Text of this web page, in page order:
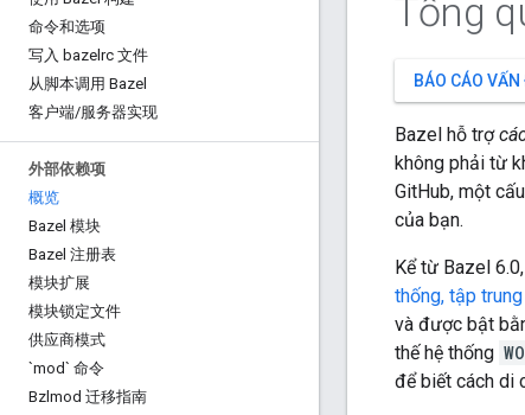
命令和选项
写入 bazelrc 文件
从脚本调用 Bazel
客户端/服务器实现
外部依赖项
概览
Bazel 模块
Bazel 注册表
模块扩展
模块锁定文件
供应商模式
`mod` 命令
Bzlmod 迁移指南
Tổng
BÁO CÁO VẤN
Bazel hỗ trợ
không phải từ
GitHub, một
của bạn.
Kể từ Bazel
thống, tập
và được bật
thế hệ thống
để biết cách di